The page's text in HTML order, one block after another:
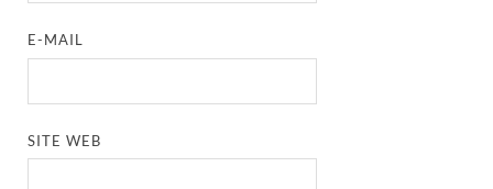
E-MAIL
SITE WEB